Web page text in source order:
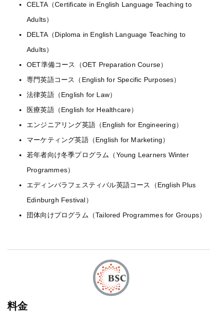
CELTA（Certificate in English Language Teaching to
Adults）
DELTA（Diploma in English Language Teaching to
Adults）
OET準備コース（OET Preparation Course）
専門英語コース（English for Specific Purposes）
法律英語（English for Law）
医療英語（English for Healthcare）
エンジニアリング英語（English for Engineering）
マーケティング英語（English for Marketing）
若年者向け冬季プログラム（Young Learners Winter
Programmes）
エディンバラフェスティバル英語コース（English Plus
Edinburgh Festival）
団体向けプログラム（Tailored Programmes for Groups）
料金